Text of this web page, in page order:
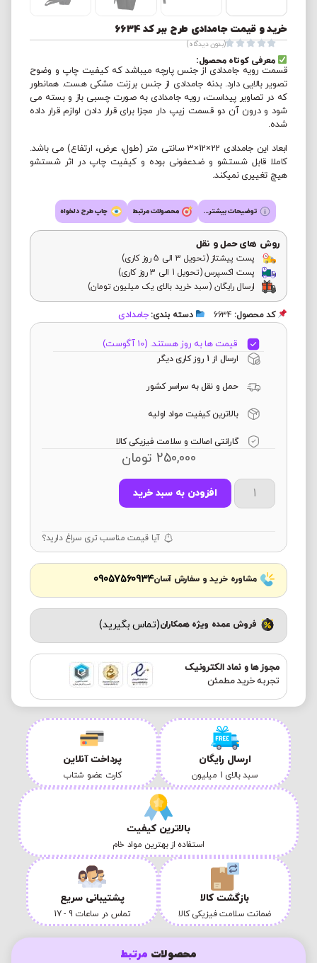
خرید و قیمت جامدادی طرح ببر کد 6634




(بدون دیدگاه)
معرفی کوتاه محصول:
قسمت رویه جامدادی از جنس پارچه میباشد که کیفیت چاپ و وضوح
تصویر بالایی دارد. بدنه جامدادی از جنس برزنت مشکی هست. همانطور
که در تصاویر پیداست، رویه جامدادی به صورت چسبی باز و بسته می
شود و درون آن دو قسمت زیپ دار مجزا برای قرار دادن لوازم قرار داده
شده.
ابعاد این جامدادی 22×12×3 سانتی متر (طول، عرض، ارتفاع) می باشد.
کاملا قابل شستشو و ضدعفونی بوده و کیفیت چاپ در اثر شستشو
هیچ تغییری نمیکند.
توضیحات بیشتر... محصولات مرتبط چاپ طرح دلخواه
روش های حمل و نقل
پست پیشتاز (تحویل 3 الی 5 روز کاری)
پست اکسپرس (تحویل 1 الی 3 روز کاری)
ارسال رایگان (سبد خرید بالای یک میلیون تومان)
کد محصول: 6634 دسته بندی: جامدادی
قیمت ها به روز هستند. (10 آگوست)
ارسال از 1 روز کاری دیگر
حمل و نقل به سراسر کشور
بالاترین کیفیت مواد اولیه
گارانتی اصالت و سلامت فیزیکی کالا
250,000 تومان
افزودن به سبد خرید
آیا قیمت مناسب تری سراغ دارید؟
مشاوره خرید و سفارش آسان09057560934
فروش عمده ویژه همکاران(تماس بگیرید)
مجوز ها و نماد الکترونیک
تجربه خرید مطمئن
ارسال رایگان
سبد بالای 1 میلیون
پرداخت آنلاین
کارت عضو شتاب
بالاترین کیفیت
استفاده از بهترین مواد خام
بازگشت کالا
ضمانت سلامت فیزیکی کالا
پشتیبانی سریع
تماس در ساعات 9 - 17
محصولات مرتبط